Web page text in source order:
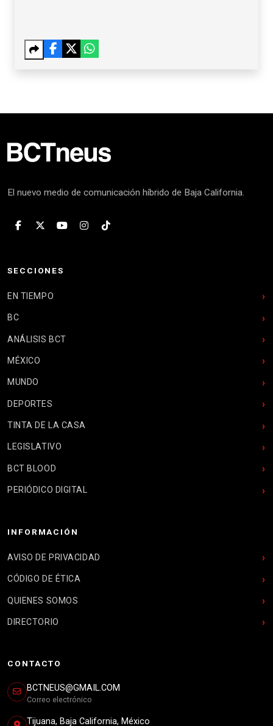
El nuevo medio de comunicación híbrido de Baja California.
SECCIONES
EN TIEMPO
BC
ANÁLISIS BCT
MÉXICO
MUNDO
DEPORTES
TINTA DE LA CASA
LEGISLATIVO
BCT BLOOD
PERIÓDICO DIGITAL
INFORMACIÓN
AVISO DE PRIVACIDAD
CÓDIGO DE ÉTICA
QUIENES SOMOS
DIRECTORIO
CONTACTO
BCTNEUS@GMAIL.COM
Correo electrónico
Tijuana, Baja California, México